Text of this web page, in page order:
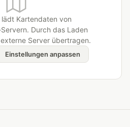
lädt Kartendaten von
Durch das Laden
Server übertragen.
Einstellungen anpassen